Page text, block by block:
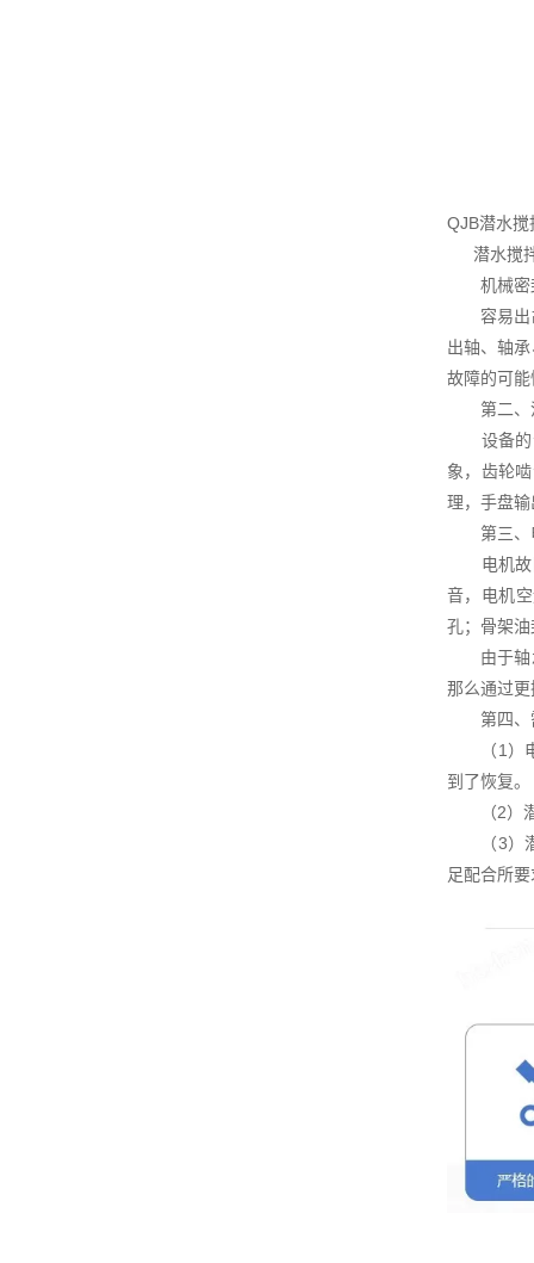
QJB潜水
潜水搅拌
机械密
容易出故
出轴、轴
故障的可能
第二、潜
设备的齿
象，齿轮
理，手盘
第三、电
电机故障
音，电机
孔；骨架
由于轴承
那么通过
第四、
（1）电
到了恢复。
（2）潜
（3）潜
足配合所